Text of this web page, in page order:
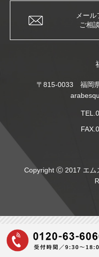
メー
ご相
〒815-0033 福岡
Copyright Ⓒ 2017 エム